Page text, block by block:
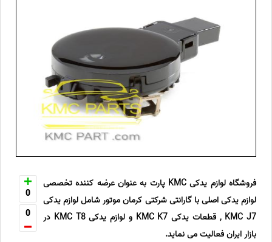
0
0
فروشگاه لوازم یدکی KMC پارت به عنوان عرضه کننده تخصصی
لوازم یدکی اصلی با گارانتی شرکتی کرمان موتور شامل لوازم یدکی
KMC J7 , قطعات یدکی KMC K7 و لوازم یدکی KMC T8 در
بازار ایران فعالیت می نماید.